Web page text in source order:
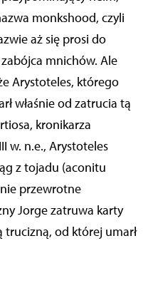
monkshood, czyli
aż się prosi do
mnichów. Ale
Arystoteles, którego
właśnie od zatrucia tą
kronikarza
w. n.e., Arystoteles
z tojadu (aconitu
przewrotne
Jorge zatruwa karty
trucizną, od której umarł